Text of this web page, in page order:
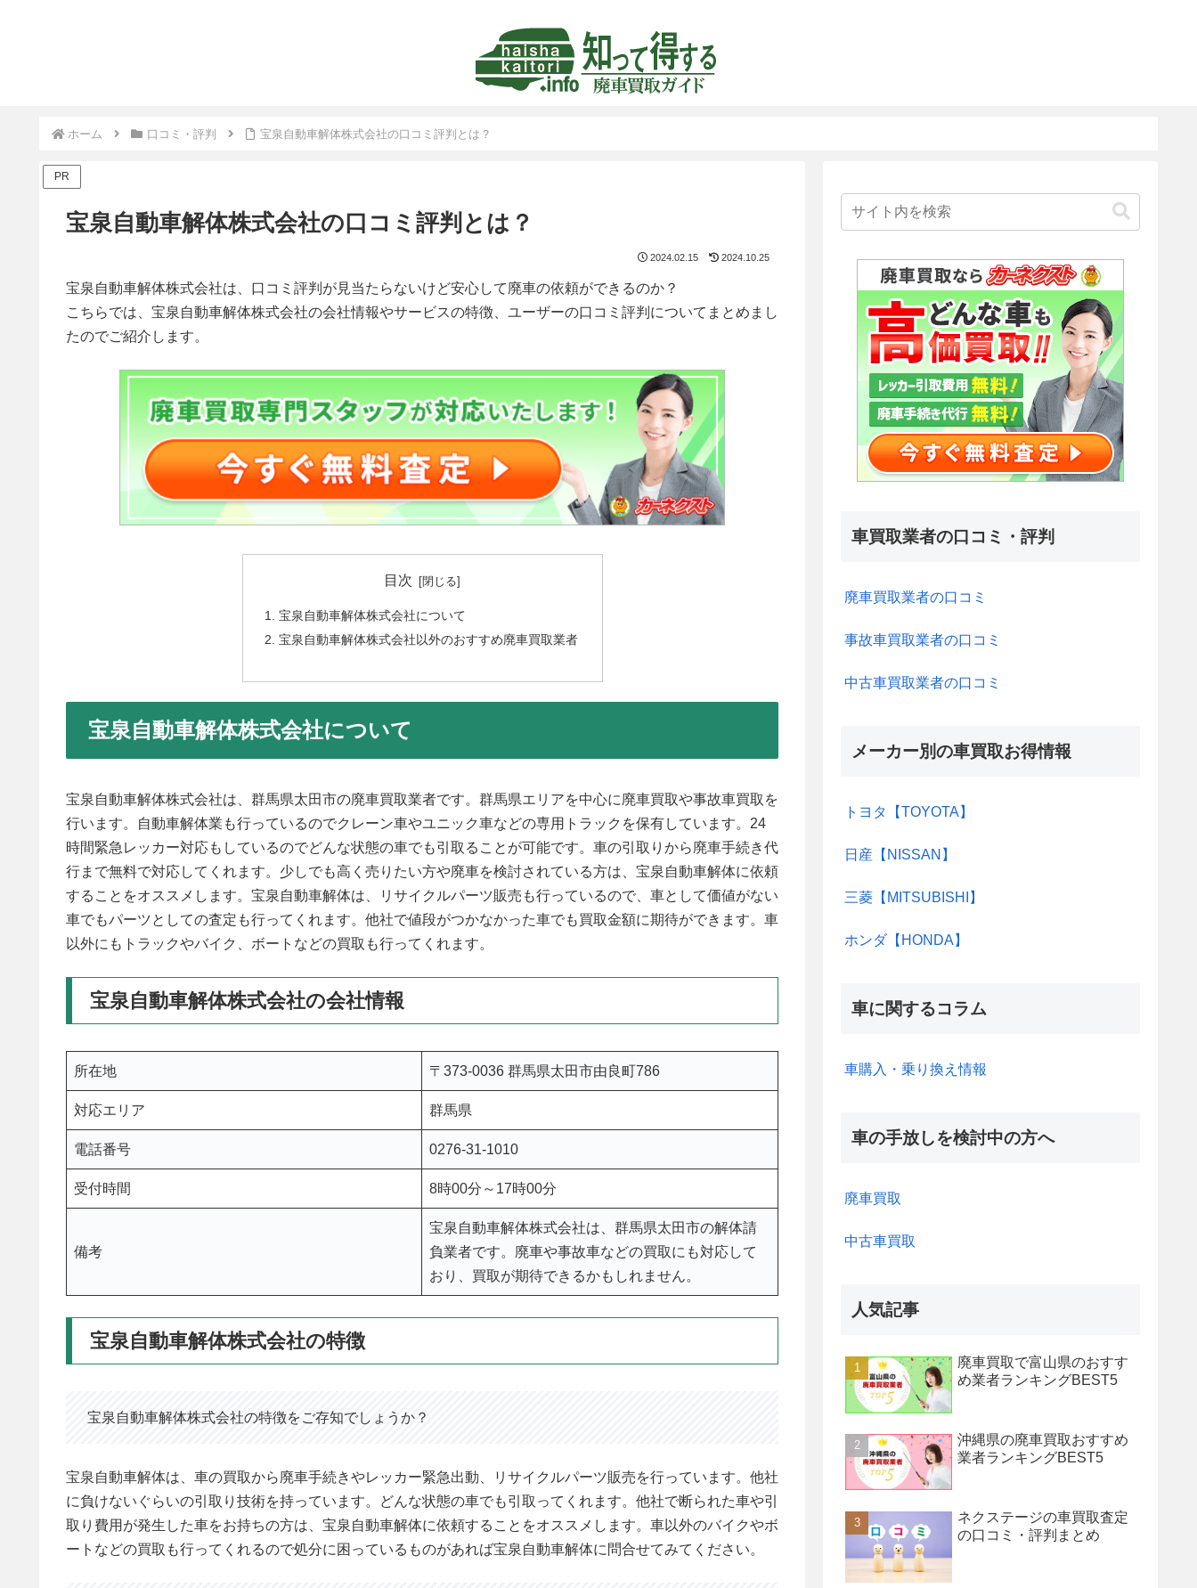
ホーム 口コミ・評判 宝泉自動車解体株式会社の口コミ評判とは？
PR
宝泉自動車解体株式会社の口コミ評判とは？
2024.02.15 2024.10.25
宝泉自動車解体株式会社は、口コミ評判が見当たらないけど安心して廃車の依頼ができるのか？
こちらでは、宝泉自動車解体株式会社の会社情報やサービスの特徴、ユーザーの口コミ評判についてまとめまし
たのでご紹介します。
目次
宝泉自動車解体株式会社について
宝泉自動車解体株式会社以外のおすすめ廃車買取業者
宝泉自動車解体株式会社について
宝泉自動車解体株式会社は、群馬県太田市の廃車買取業者です。群馬県エリアを中心に廃車買取や事故車買取を
行います。自動車解体業も行っているのでクレーン車やユニック車などの専用トラックを保有しています。24
時間緊急レッカー対応もしているのでどんな状態の車でも引取ることが可能です。車の引取りから廃車手続き代
行まで無料で対応してくれます。少しでも高く売りたい方や廃車を検討されている方は、宝泉自動車解体に依頼
することをオススメします。宝泉自動車解体は、リサイクルパーツ販売も行っているので、車として価値がない
車でもパーツとしての査定も行ってくれます。他社で値段がつかなかった車でも買取金額に期待ができます。車
以外にもトラックやバイク、ボートなどの買取も行ってくれます。
宝泉自動車解体株式会社の会社情報
所在地 〒373-0036 群馬県太田市由良町786
対応エリア 群馬県
電話番号 0276-31-1010
受付時間 8時00分～17時00分
備考
宝泉自動車解体株式会社は、群馬県太田市の解体請
負業者です。廃車や事故車などの買取にも対応して
おり、買取が期待できるかもしれません。
宝泉自動車解体株式会社の特徴
宝泉自動車解体株式会社の特徴をご存知でしょうか？
宝泉自動車解体は、車の買取から廃車手続きやレッカー緊急出動、リサイクルパーツ販売を行っています。他社
に負けないぐらいの引取り技術を持っています。どんな状態の車でも引取ってくれます。他社で断られた車や引
取り費用が発生した車をお持ちの方は、宝泉自動車解体に依頼することをオススメします。車以外のバイクやボ
ートなどの買取も行ってくれるので処分に困っているものがあれば宝泉自動車解体に問合せてみてください。
車買取業者の口コミ・評判
廃車買取業者の口コミ
事故車買取業者の口コミ
中古車買取業者の口コミ
メーカー別の車買取お得情報
トヨタ【TOYOTA】
日産【NISSAN】
三菱【MITSUBISHI】
ホンダ【HONDA】
車に関するコラム
車購入・乗り換え情報
車の手放しを検討中の方へ
廃車買取
中古車買取
人気記事
廃車買取で富山県のおすす
め業者ランキングBEST5
沖縄県の廃車買取おすすめ
業者ランキングBEST5
ネクステージの車買取査定
の口コミ・評判まとめ